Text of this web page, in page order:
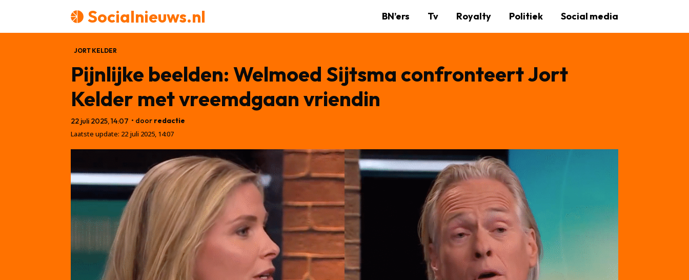
Socialnieuws.nl BN’ers Tv Royalty Politiek Social media
JORT KELDER
Pijnlijke beelden: Welmoed Sijtsma confronteert Jort
Kelder met vreemdgaan vriendin
22 juli 2025, 14:07 • door redactie
Laatste update: 22 juli 2025, 14:07